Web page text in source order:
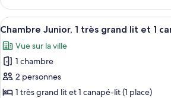
vue
mer
le
type
de
Chambre
Double,
vue
mer
Afficher
toutes
les
photos
pour
ce
Une
9
Chambre Junior, 1 très grand lit et 1
Vue sur la ville
1 chambre
2 personnes
1 très grand lit et 1 canapé-lit (1 place)